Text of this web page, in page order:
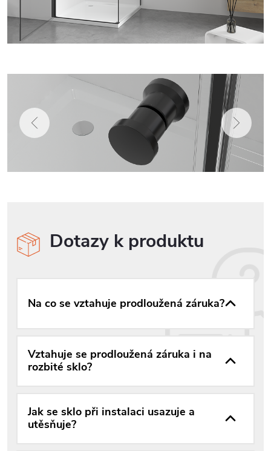
Dotazy k produktu
Na co se vztahuje prodloužená záruka?
Vztahuje se prodloužená záruka i na
rozbité sklo?
Jak se sklo při instalaci usazuje a
utěsňuje?